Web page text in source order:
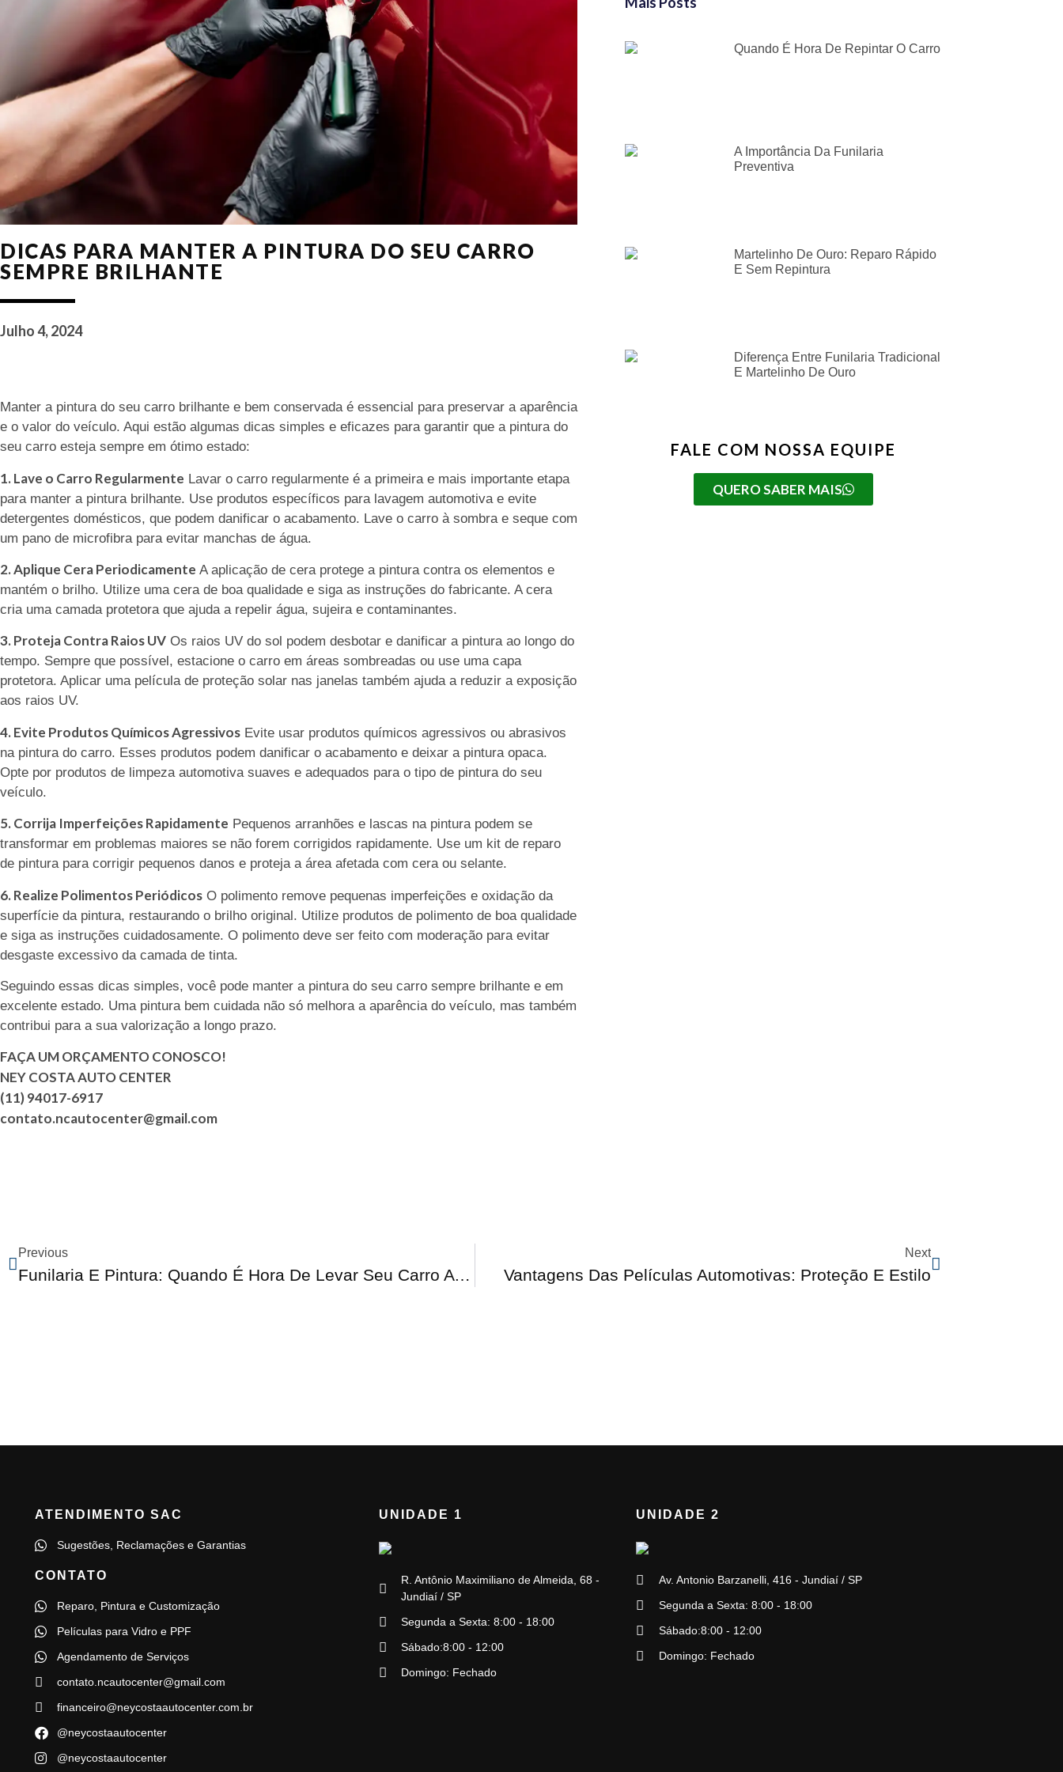
DICAS PARA MANTER A PINTURA DO SEU CARRO
SEMPRE BRILHANTE
Julho 4, 2024
Manter a pintura do seu carro brilhante e bem conservada é essencial para preservar a aparência
e o valor do veículo. Aqui estão algumas dicas simples e eficazes para garantir que a pintura do
seu carro esteja sempre em ótimo estado:
1. Lave o Carro Regularmente Lavar o carro regularmente é a primeira e mais importante etapa
para manter a pintura brilhante. Use produtos específicos para lavagem automotiva e evite
detergentes domésticos, que podem danificar o acabamento. Lave o carro à sombra e seque com
um pano de microfibra para evitar manchas de água.
2. Aplique Cera Periodicamente A aplicação de cera protege a pintura contra os elementos e
mantém o brilho. Utilize uma cera de boa qualidade e siga as instruções do fabricante. A cera
cria uma camada protetora que ajuda a repelir água, sujeira e contaminantes.
3. Proteja Contra Raios UV Os raios UV do sol podem desbotar e danificar a pintura ao longo do
tempo. Sempre que possível, estacione o carro em áreas sombreadas ou use uma capa
protetora. Aplicar uma película de proteção solar nas janelas também ajuda a reduzir a exposição
aos raios UV.
4. Evite Produtos Químicos Agressivos Evite usar produtos químicos agressivos ou abrasivos
na pintura do carro. Esses produtos podem danificar o acabamento e deixar a pintura opaca.
Opte por produtos de limpeza automotiva suaves e adequados para o tipo de pintura do seu
veículo.
5. Corrija Imperfeições Rapidamente Pequenos arranhões e lascas na pintura podem se
transformar em problemas maiores se não forem corrigidos rapidamente. Use um kit de reparo
de pintura para corrigir pequenos danos e proteja a área afetada com cera ou selante.
6. Realize Polimentos Periódicos O polimento remove pequenas imperfeições e oxidação da
superfície da pintura, restaurando o brilho original. Utilize produtos de polimento de boa qualidade
e siga as instruções cuidadosamente. O polimento deve ser feito com moderação para evitar
desgaste excessivo da camada de tinta.
Seguindo essas dicas simples, você pode manter a pintura do seu carro sempre brilhante e em
excelente estado. Uma pintura bem cuidada não só melhora a aparência do veículo, mas também
contribui para a sua valorização a longo prazo.
FAÇA UM ORÇAMENTO CONOSCO!
NEY COSTA AUTO CENTER
(11) 94017-6917
contato.ncautocenter@gmail.com
Quando É Hora De Repintar O Carro
A Importância Da Funilaria
Preventiva
Martelinho De Ouro: Reparo Rápido
E Sem Repintura
Diferença Entre Funilaria Tradicional
E Martelinho De Ouro
FALE COM NOSSA EQUIPE
QUERO SABER MAIS
Previous
Funilaria E Pintura: Quando É Hora De Levar Seu Carro A Um Especialista
Next
Vantagens Das Películas Automotivas: Proteção E Estilo
ATENDIMENTO SAC
Sugestões, Reclamações e Garantias
CONTATO
Reparo, Pintura e Customização
Películas para Vidro e PPF
Agendamento de Serviços
contato.ncautocenter@gmail.com
financeiro@neycostaautocenter.com.br
@neycostaautocenter
@neycostaautocenter
UNIDADE 1
R. Antônio Maximiliano de Almeida, 68 -
Jundiaí / SP
Segunda a Sexta: 8:00 - 18:00
Sábado:8:00 - 12:00
Domingo: Fechado
UNIDADE 2
Av. Antonio Barzanelli, 416 - Jundiaí / SP
Segunda a Sexta: 8:00 - 18:00
Sábado:8:00 - 12:00
Domingo: Fechado